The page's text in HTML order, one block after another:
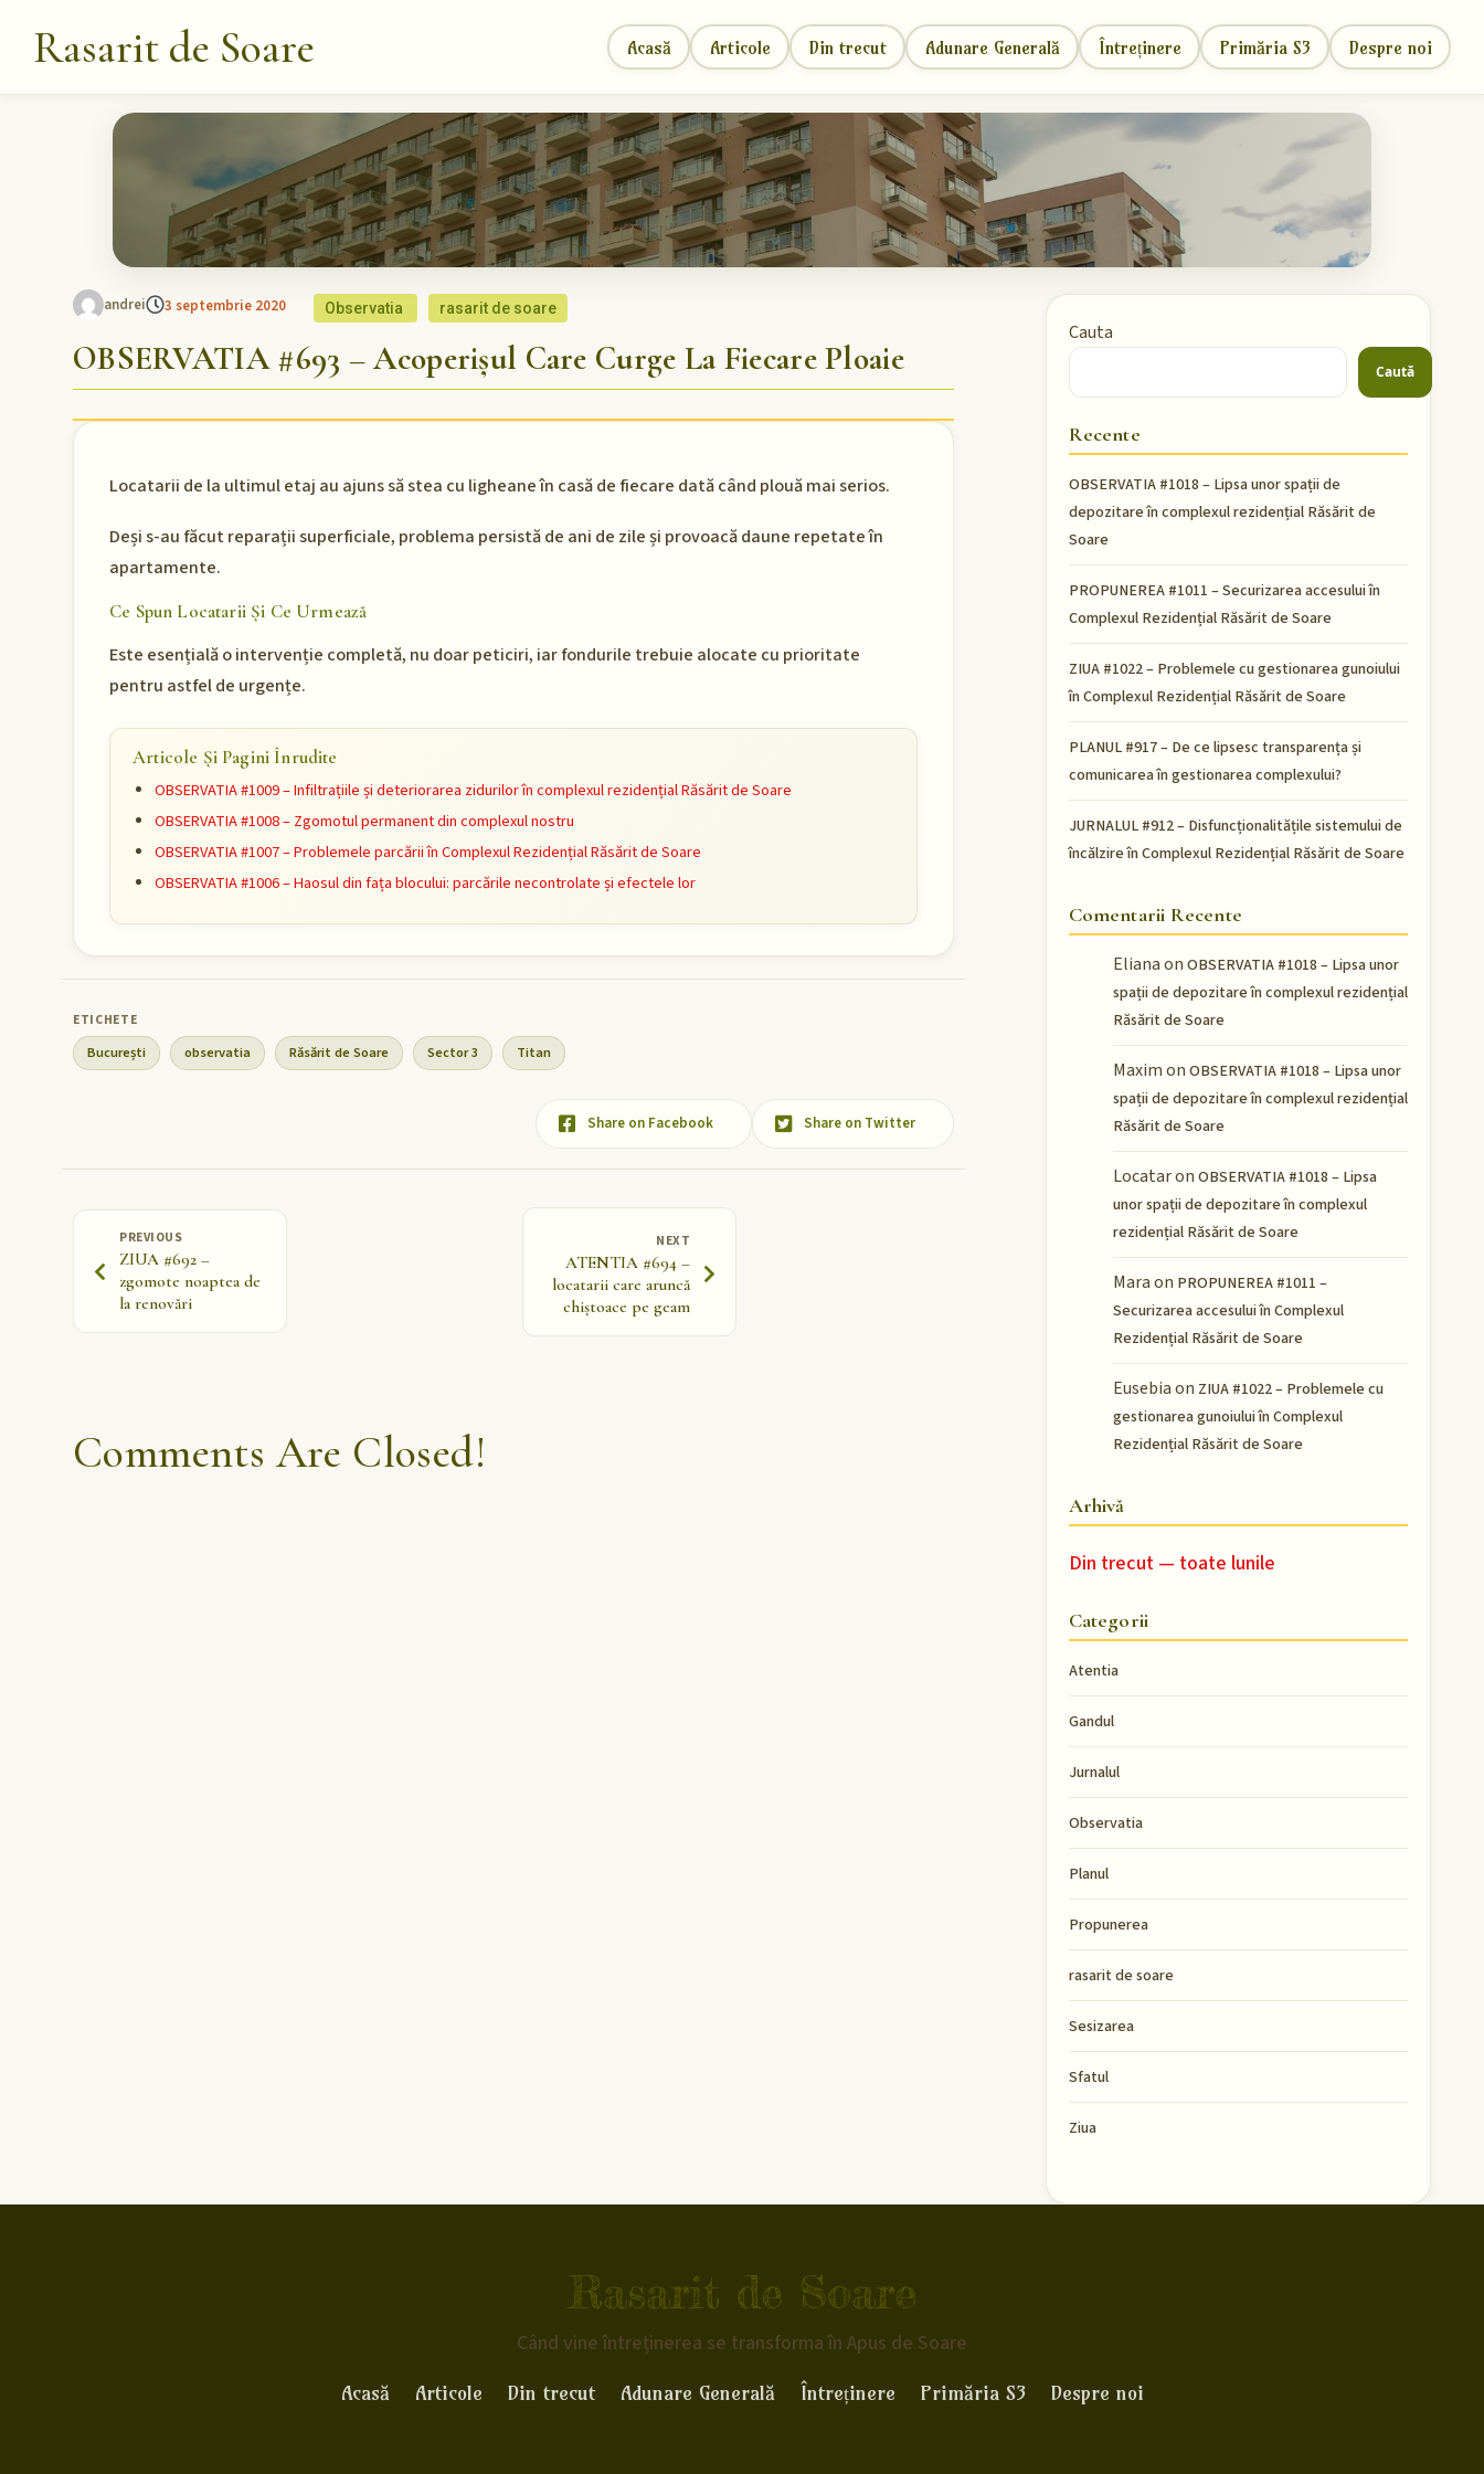
Rasarit de Soare Acasă Articole Din trecut Adunare Generală Întreținere Primăria S3 Despre noi
andrei 3 septembrie 2020 Observatia rasarit de soare
OBSERVATIA #693 – Acoperișul Care Curge La Fiecare Ploaie
Locatarii de la ultimul etaj au ajuns să stea cu ligheane în casă de fiecare dată când plouă mai serios.
Deși s-au făcut reparații superficiale, problema persistă de ani de zile și provoacă daune repetate în
apartamente.
Ce Spun Locatarii Și Ce Urmează
Este esențială o intervenție completă, nu doar peticiri, iar fondurile trebuie alocate cu prioritate
pentru astfel de urgențe.
Articole Și Pagini Înrudite
OBSERVATIA #1009 – Infiltrațiile și deteriorarea zidurilor în complexul rezidențial Răsărit de Soare
OBSERVATIA #1008 – Zgomotul permanent din complexul nostru
OBSERVATIA #1007 – Problemele parcării în Complexul Rezidențial Răsărit de Soare
OBSERVATIA #1006 – Haosul din fața blocului: parcările necontrolate și efectele lor
București observatia Răsărit de Soare Sector 3 Titan
Share on Facebook Share on Twitter
PREVIOUS
ZIUA #692 –
zgomote noaptea de
la renovări
NEXT
ATENTIA #694 –
locatarii care aruncă
chiștoace pe geam
Comments Are Closed!
Cauta
Caută
Recente
OBSERVATIA #1018 – Lipsa unor spații de
depozitare în complexul rezidențial Răsărit de
Soare
PROPUNEREA #1011 – Securizarea accesului în
Complexul Rezidențial Răsărit de Soare
ZIUA #1022 – Problemele cu gestionarea gunoiului
în Complexul Rezidențial Răsărit de Soare
PLANUL #917 – De ce lipsesc transparența și
comunicarea în gestionarea complexului?
JURNALUL #912 – Disfuncționalitățile sistemului de
încălzire în Complexul Rezidențial Răsărit de Soare
Comentarii Recente
Elianaon OBSERVATIA #1018 – Lipsa unor
spații de depozitare în complexul rezidențial
Răsărit de Soare
Maximon OBSERVATIA #1018 – Lipsa unor
spații de depozitare în complexul rezidențial
Răsărit de Soare
Locataron OBSERVATIA #1018 – Lipsa
unor spații de depozitare în complexul
rezidențial Răsărit de Soare
Maraon PROPUNEREA #1011 –
Securizarea accesului în Complexul
Rezidențial Răsărit de Soare
Eusebiaon ZIUA #1022 – Problemele cu
gestionarea gunoiului în Complexul
Rezidențial Răsărit de Soare
Arhivă
Din trecut — toate lunile
Categorii
Atentia
Gandul
Jurnalul
Observatia
Planul
Propunerea
rasarit de soare
Sesizarea
Sfatul
Ziua
Rasarit de Soare
Când vine întreținerea se transforma în Apus de Soare
Acasă Articole Din trecut Adunare Generală Întreținere Primăria S3 Despre noi